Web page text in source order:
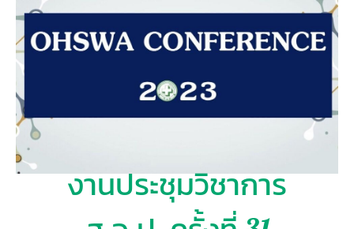
งานประชุมวิชาการ